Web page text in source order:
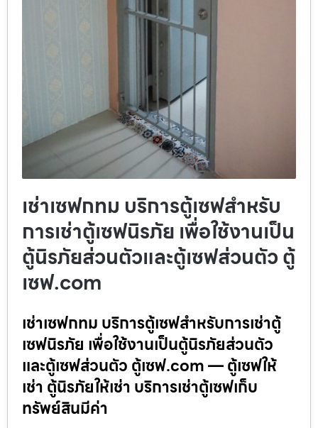
เช่าเซฟกทม บริการตู้เซฟสำหรับ
การเช่าตู้เซฟนิรภัย เพื่อใช้งานเป็น
ตู้นิรภัยส่วนตัวและตู้เซฟส่วนตัว ตู้
เซฟ.com
เช่าเซฟกทม บริการตู้เซฟสำหรับการเช่าตู้
เซฟนิรภัย เพื่อใช้งานเป็นตู้นิรภัยส่วนตัว
และตู้เซฟส่วนตัว ตู้เซฟ.com — ตู้เซฟให้
เช่า ตู้นิรภัยให้เช่า บริการเช่าตู้เซฟเก็บ
ทรัพย์สินมีค่า